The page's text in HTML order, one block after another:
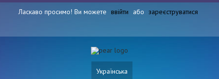
Ласкаво просимо! Ви можете ввійти або зареєструватися
Українська